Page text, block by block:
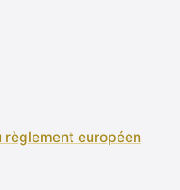
règlement européen